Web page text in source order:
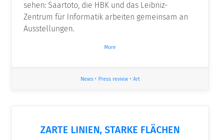
sehen: Saartoto, die HBK und das Leibniz-
Zentrum für Informatik arbeiten gemeinsam an
Ausstellungen.
More
News• Press review• Art
ZARTE LINIEN, STARKE FLÄCHEN